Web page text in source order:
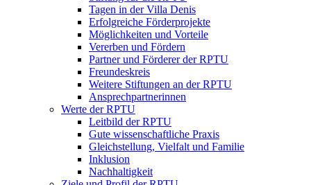
Tagen in der Villa Denis
Erfolgreiche Förderprojekte
Möglichkeiten und Vorteile
Vererben und Fördern
Partner und Förderer der RPTU
Freundeskreis
Weitere Stiftungen an der RPTU
Ansprechpartnerinnen
Werte der RPTU
Leitbild der RPTU
Gute wissenschaftliche Praxis
Gleichstellung, Vielfalt und Familie
Inklusion
Nachhaltigkeit